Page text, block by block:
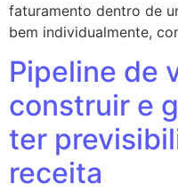
faturamento dentro de
bem individualmente,
Pipeline de
construir e
ter
receita